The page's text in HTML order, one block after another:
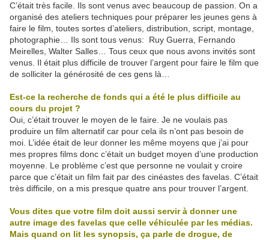
C’était très facile. Ils sont venus avec beaucoup de passion. On a
organisé des ateliers techniques pour préparer les jeunes gens à
faire le film, toutes sortes d’ateliers, distribution, script, montage,
photographie… Ils sont tous venus: Ruy Guerra, Fernando
Meirelles, Walter Salles… Tous ceux que nous avons invités sont
venus. Il était plus difficile de trouver l’argent pour faire le film que
de solliciter la générosité de ces gens là…
Est-ce la recherche de fonds qui a été le plus difficile au
cours du projet ?
Oui, c’était trouver le moyen de le faire. Je ne voulais pas
produire un film alternatif car pour cela ils n’ont pas besoin de
moi. L’idée était de leur donner les même moyens que j’ai pour
mes propres films donc c’était un budget moyen d’une production
moyenne. Le problème c’est que personne ne voulait y croire
parce que c’était un film fait par des cinéastes des favelas. C’était
très difficile, on a mis presque quatre ans pour trouver l’argent.
Vous dites que votre film doit aussi servir à donner une
autre image des favelas que celle véhiculée par les médias.
Mais quand on lit les synopsis, ça parle de drogue, de